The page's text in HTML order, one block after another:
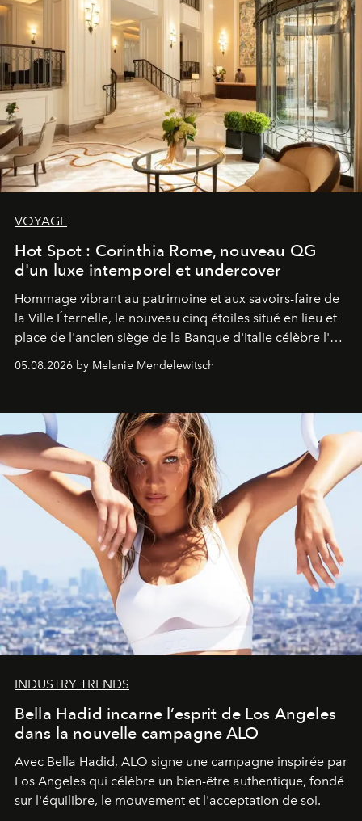
VOYAGE
Hot Spot : Corinthia Rome, nouveau QG
d'un luxe intemporel et undercover
Hommage vibrant au patrimoine et aux savoirs-faire de
la Ville Éternelle, le nouveau cinq étoiles situé en lieu et
place de l'ancien siège de la Banque d'Italie célèbre l'art
de vivre Romain dans toute son élégance intemporelle.
05.08.2026 by Melanie Mendelewitsch
INDUSTRY TRENDS
Bella Hadid incarne l’esprit de Los Angeles
dans la nouvelle campagne ALO
Avec Bella Hadid, ALO signe une campagne inspirée par
Los Angeles qui célèbre un bien-être authentique, fondé
sur l'équilibre, le mouvement et l'acceptation de soi.